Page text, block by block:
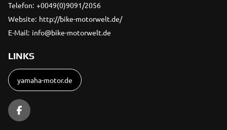
Telefon: +0049(0)9091/2056
Website: http://bike-motorwelt.de/
E-Mail: info@bike-motorwelt.de
LINKS
yamaha-motor.de